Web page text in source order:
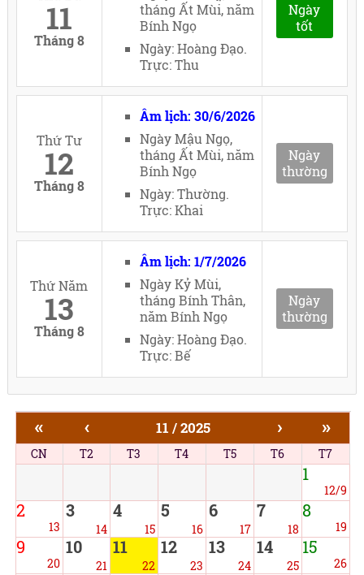
11
Tháng 8
tháng Ất Mùi, năm
Bính Ngọ
Ngày: Hoàng Đạo.
Trực: Thu
Ngày
tốt
Thứ Tư
12
Tháng 8
Âm lịch: 30/6/2026
Ngày Mậu Ngọ,
tháng Ất Mùi, năm
Bính Ngọ
Ngày: Thường.
Trực: Khai
Ngày
thường
Thứ Năm
13
Tháng 8
Âm lịch: 1/7/2026
Ngày Kỷ Mùi,
tháng Bính Thân,
năm Bính Ngọ
Ngày: Hoàng Đạo.
Trực: Bế
Ngày
thường
« ‹ 11 / 2025 › »
CN T2 T3 T4 T5 T6 T7
1
12/9
2
13
3
14
4
15
5
16
6
17
7
18
8
19
9
20
10
21
11
22
12
23
13
24
14
25
15
26